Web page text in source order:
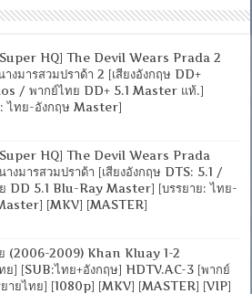
HQ] The Devil Wears Prada 2
งมารสวมปราด้า 2 [เสียงอังกฤษ DD+
/ พากย์ไทย DD+ 5.1 Master แท้.]
: ไทย-อังกฤษ Master]
HQ] The Devil Wears Prada
งมารสวมปราด้า [เสียงอังกฤษ DTS: 5.1 /
DD 5.1 Blu-Ray Master] [บรรยาย: ไทย-
[MKV] [MASTER]
(2006-2009) Khan Kluay 1-2
ย] [SUB:ไทย+อังกฤษ] HDTV.AC-3 [พากย์
ายไทย] [1080p] [MKV] [MASTER] [VIP]